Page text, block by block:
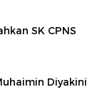
SK CPNS
Diyakini